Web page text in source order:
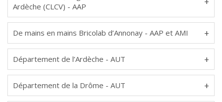
Ardèche (CLCV) - AAP
De mains en mains Bricolab d’Annonay - AAP et AMI
Département de l’Ardèche - AUT
Département de la Drôme - AUT